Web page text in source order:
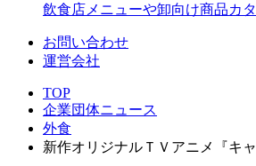
飲食店メニューや卸向け商品カ
お問い合わせ
運営会社
TOP
企業団体ニュース
外食
新作オリジナルＴＶアニメ『キ